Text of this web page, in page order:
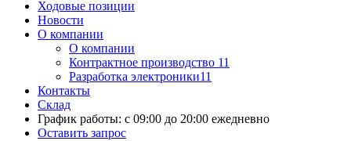
Ходовые позиции
Новости
О компании
О компании
Контрактное производство 11
Разработка электроники11
Контакты
Склад
График работы: с 09:00 до 20:00 ежедневно
Оставить запрос